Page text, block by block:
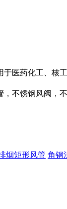
医药化工、核
不锈钢风阀，
烟矩形风管 角钢